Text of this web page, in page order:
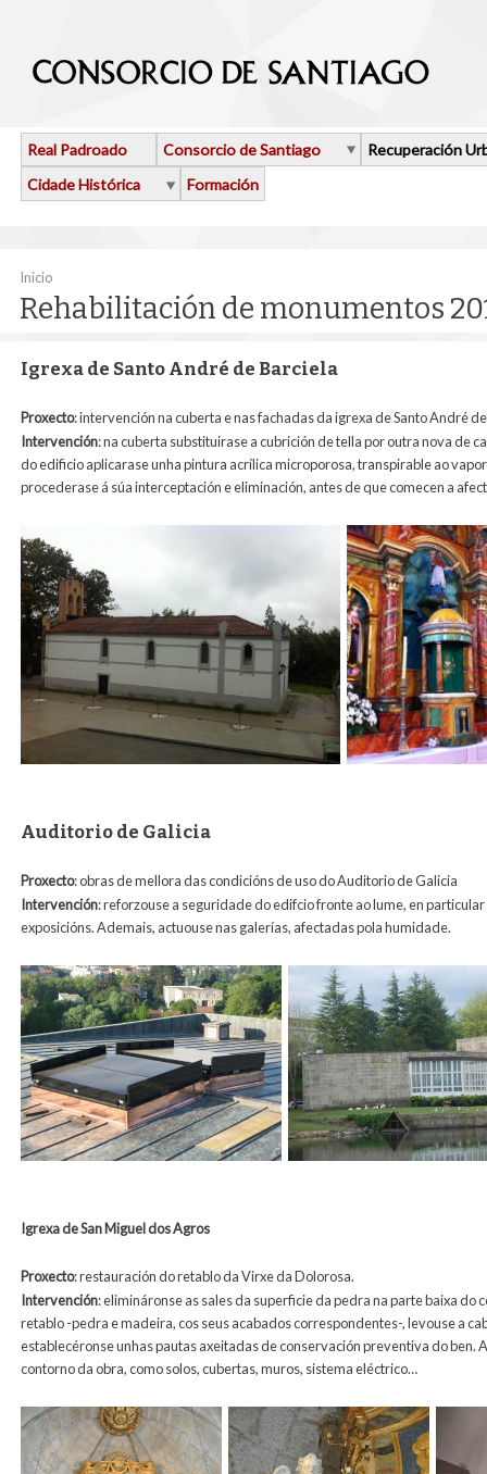
Real Padroado Consorcio de Santiago
Recuperación
Cidade Histórica
Formación
Vostede está aquí
Inicio
Rehabilitación de monumentos
Igrexa de Santo André de Barciela
Proxecto: intervención na cuberta e nas fachadas da igrexa de Santo André
Intervención: na cuberta substituirase a cubrición de tella por outra nova de
do edificio aplicarase unha pintura acrílica microporosa, transpirable ao
procederase á súa interceptación e eliminación, antes de que comecen a
Auditorio de Galicia
Proxecto: obras de mellora das condicións de uso do Auditorio de Galicia
Intervención: reforzouse a seguridade do edifcio fronte ao lume, en
exposicións. Ademais, actuouse nas galerías, afectadas pola humidade.
Igrexa de San Miguel dos Agros
Proxecto:restauración do retablo da Virxe da Dolorosa.
Intervención:elimináronse as sales da superficie da pedra na parte baixa
retablo -pedra e madeira, cos seus acabados correspondentes-, levouse a
establecéronse unhas pautas axeitadas de conservación preventiva do ben.
contorno da obra, como solos, cubertas, muros, sistema eléctrico…